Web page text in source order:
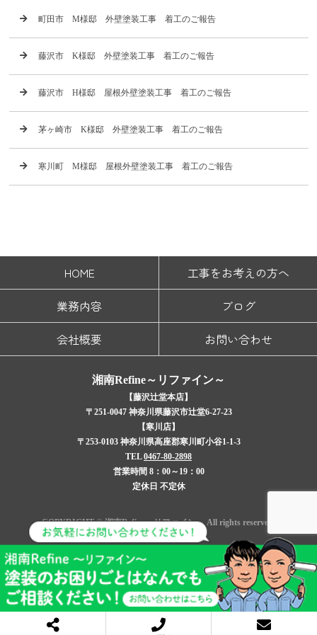
町田市 M様邸 外壁塗装工事 着工のご報告
藤沢市 K様邸 外壁塗装工事 着工のご報告
藤沢市 H様邸 屋根外壁塗装工事 着工のご報告
茅ヶ崎市 K様邸 外壁塗装工事 着工のご報告
寒川町 M様邸 屋根外壁塗装工事 着工のご報告
HOME
工事をお考えの方へ
業務内容
ブログ
会社概要
お問い合わせ
湘南Refine～リファイン～
【藤沢辻堂本店】
〒251-0047 神奈川県藤沢市辻堂6-27-23
【寒川店】
〒253-0103 神奈川県高座郡寒川町小谷1-1-3
TEL0467-80-2898
営業時間 8：00～19：00
定休日 不定休
COPYRIGHT © 湘南Refine～リファイン～ All rights reserved.